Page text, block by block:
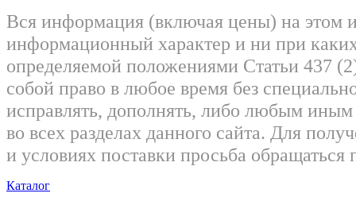
Вся информация (включая цены) на этом
информационный характер и ни при
определяемой положениями Статьи 437
собой право в любое время без
исправлять, дополнять, либо любым
во всех разделах данного сайта. Для
и условиях поставки просьба
Каталог